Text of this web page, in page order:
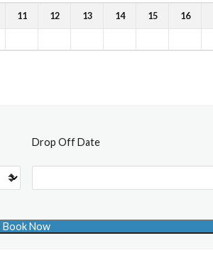
11 12 13 14 15 16
Drop Off Date